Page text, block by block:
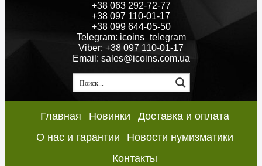
+38 063 292-72-77
+38 097 110-01-17
+38 099 644-05-50
Telegram: icoins_telegram
Viber: +38 097 110-01-17
Email: sales@icoins.com.ua
Главная Новинки
Доставка и оплата
О нас и гарантии
Новости нумизматики
Контакты